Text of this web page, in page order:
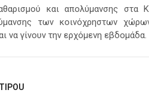
και απολύμανσης στα
των κοινόχρηστων
να γίνουν την ερχόμενη εβδομάδα.